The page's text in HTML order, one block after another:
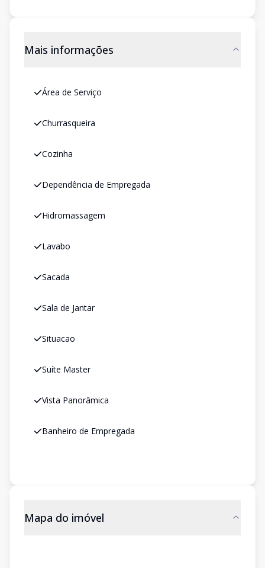
Mais informações
Área de Serviço
Churrasqueira
Cozinha
Dependência de Empregada
Hidromassagem
Lavabo
Sacada
Sala de Jantar
Situacao
Suíte Master
Vista Panorâmica
Banheiro de Empregada
Mapa do imóvel